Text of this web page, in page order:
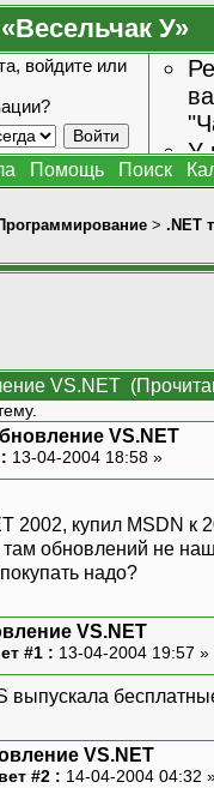
У»
войдите или
У
Помощь Поиск
> .NET
VS.NET
VS.NET
: 13-04-2004 18:58 »
2002, купил MSDN к
там обновлений не
надо?
VS.NET
#1 : 13-04-2004 19:57 »
выпускала
VS.NET
#2 : 14-04-2004 04:32